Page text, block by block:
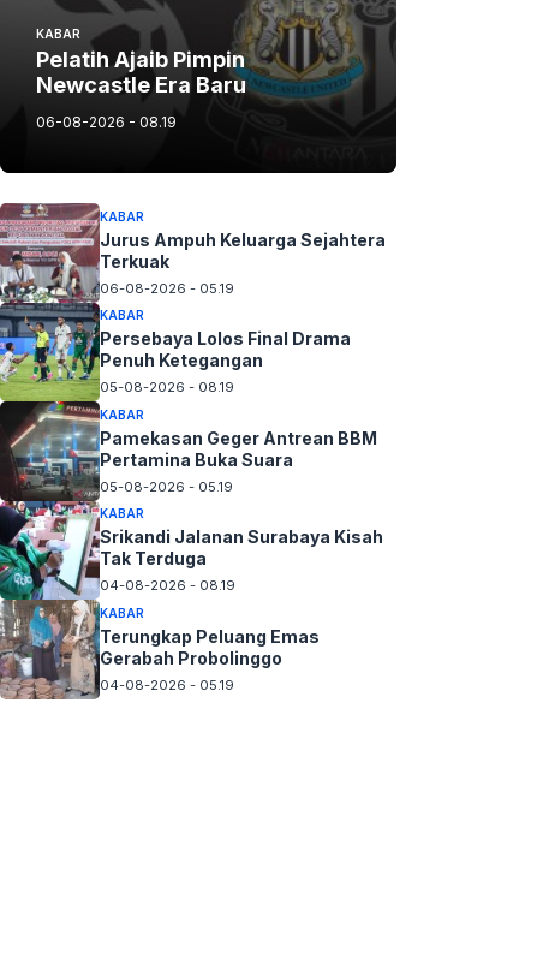
KABAR
Pelatih Ajaib Pimpin
Newcastle Era Baru
06-08-2026 - 08.19
KABAR
Jurus Ampuh Keluarga Sejahtera
Terkuak
06-08-2026 - 05.19
KABAR
Persebaya Lolos Final Drama
Penuh Ketegangan
05-08-2026 - 08.19
KABAR
Pamekasan Geger Antrean BBM
Pertamina Buka Suara
05-08-2026 - 05.19
KABAR
Srikandi Jalanan Surabaya Kisah
Tak Terduga
04-08-2026 - 08.19
KABAR
Terungkap Peluang Emas
Gerabah Probolinggo
04-08-2026 - 05.19